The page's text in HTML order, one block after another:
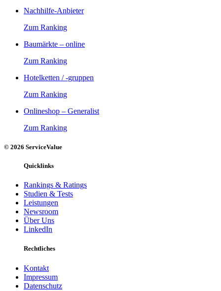
Nachhilfe-Anbieter
Zum Ranking
Baumärkte – online
Zum Ranking
Hotelketten / -gruppen
Zum Ranking
Onlineshop – Generalist
Zum Ranking
© 2026 ServiceValue
Quicklinks
Rankings & Ratings
Studien & Tests
Leistungen
Newsroom
Über Uns
LinkedIn
Rechtliches
Kontakt
Impressum
Datenschutz